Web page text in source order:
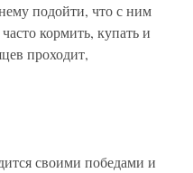
подойти, что с ним
кормить, купать и
проходит,
своими победами и